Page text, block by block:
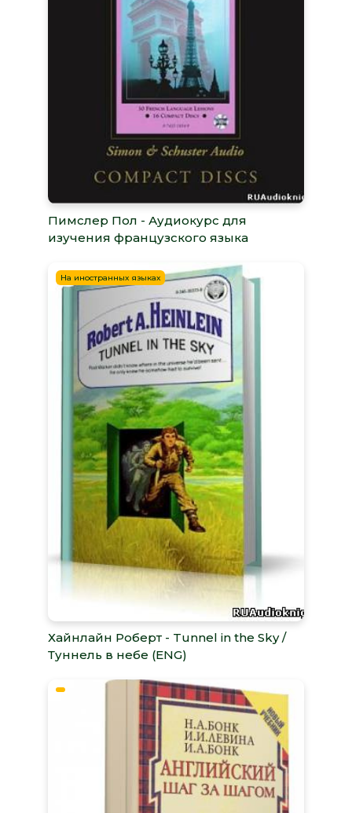
Пимслер Пол - Аудиокурс для
изучения французского языка
На иностранных языках
Хайнлайн Роберт - Tunnel in the Sky /
Туннель в небе (ENG)